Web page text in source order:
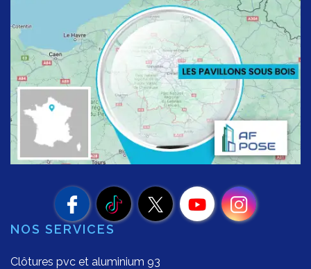
NOS SERVICES
Clôtures pvc et aluminium 93